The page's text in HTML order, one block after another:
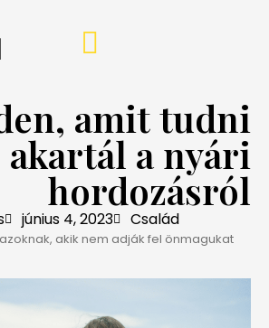
amit tudni
akartál a nyári
hordozásról
június 4, 2023 Család
akik nem adják fel önmagukat